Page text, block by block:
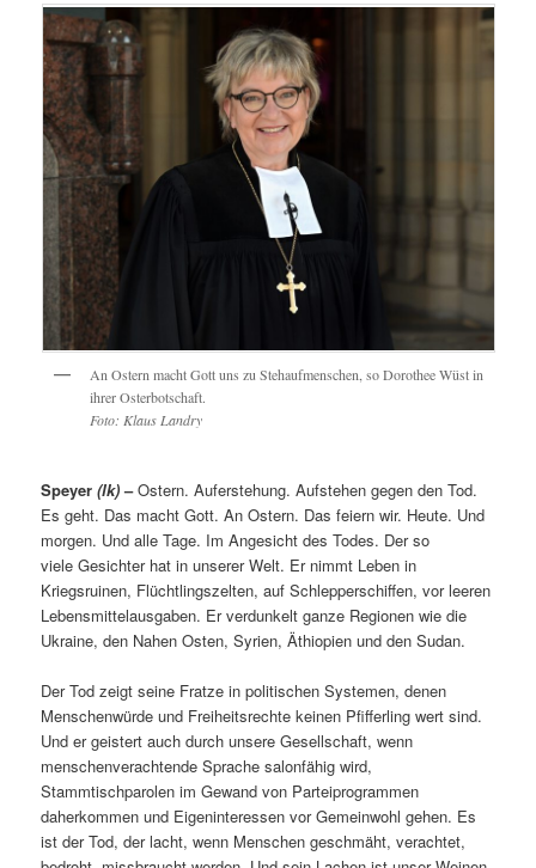
An Ostern macht Gott uns zu Stehaufmenschen, so Dorothee Wüst in
ihrer Osterbotschaft.
Foto: Klaus Landry
Speyer(lk)–Ostern. Auferstehung. Aufstehen gegen den Tod.
Es geht. Das macht Gott. An Ostern. Das feiern wir. Heute. Und
morgen. Und alle Tage. Im Angesicht des Todes. Der so
viele Gesichter hat in unserer Welt. Er nimmt Leben in
Kriegsruinen, Flüchtlingszelten, auf Schlepperschiffen, vor leeren
Lebensmittelausgaben. Er verdunkelt ganze Regionen wie die
Ukraine, den Nahen Osten, Syrien, Äthiopien und den Sudan.
Der Tod zeigt seine Fratze in politischen Systemen, denen
Menschenwürde und Freiheitsrechte keinen Pfifferling wert sind.
Und er geistert auch durch unsere Gesellschaft, wenn
menschenverachtende Sprache salonfähig wird,
Stammtischparolen im Gewand von Parteiprogrammen
daherkommen und Eigeninteressen vor Gemeinwohl gehen. Es
ist der Tod, der lacht, wenn Menschen geschmäht, verachtet,